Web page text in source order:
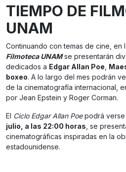
TIEMPO DE
UNAM
Continuando con temas de cine, en
Filmoteca UNAMse presentarán
dedicados a Edgar Allan Poe
boxeo. A lo largo del mes podrán
de la cinematografía internacional,
por Jean Epstein y Roger Corman.
El Ciclo Edgar Allan Poepodrá verse
julio, a las 22:00 horas , se
cinematográficas inspiradas en la
estadounidense.